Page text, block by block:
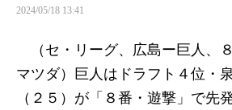
2024/05/18 13:41
（セ・リーグ、広島ー巨人、８
マツダ）巨人はドラフト４位・
（２５）が「８番・遊撃」で先